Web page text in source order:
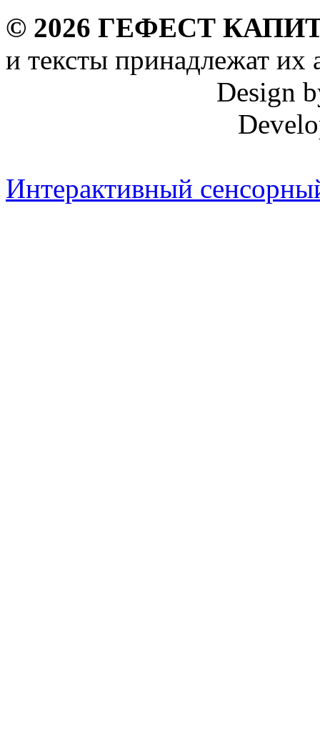
© 2026 ГЕФЕСТ
и тексты принадлежат их
Design
Интерактивный